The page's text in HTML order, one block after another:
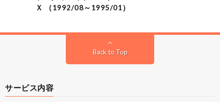
Ｘ （1992/08～1995/01）
Back to Top
サービス内容